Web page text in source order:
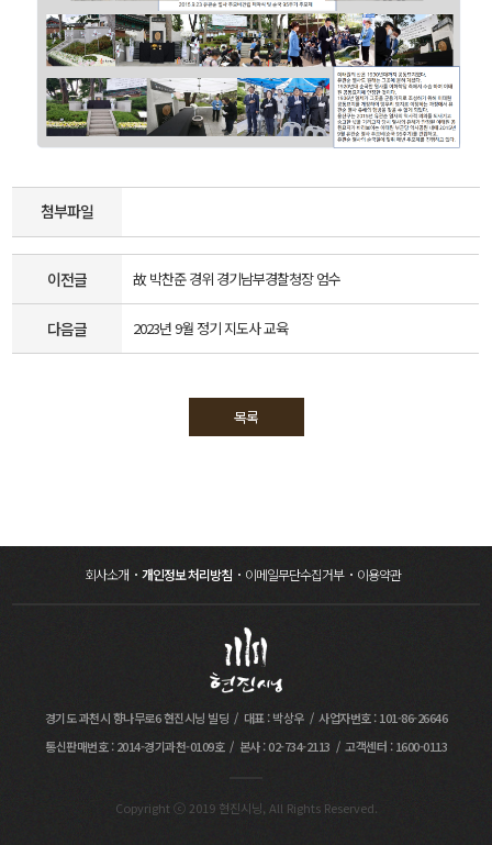
첨부파일
이전글 故 박찬준 경위 경기남부경찰청장 엄수
다음글 2023년 9월 정기 지도사 교육
목록
회사소개 개인정보 처리방침 이메일무단수집거부 이용약관
경기도 과천시 향나무로6 현진시닝 빌딩 대표 : 박상우
사업자번호 : 101-86-26646
통신판매번호 : 2014-경기과천-0109호
본사 : 02-734-2113 고객센터 : 1600-0113
Copyright ⓒ 2019 현진시닝, All Rights Reserved.